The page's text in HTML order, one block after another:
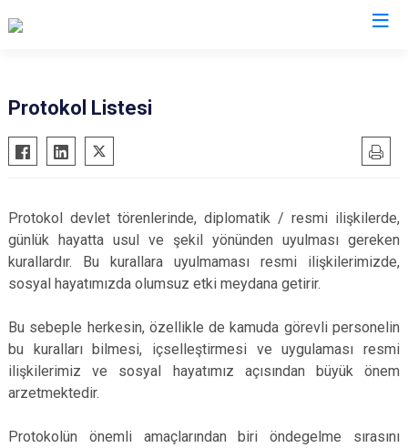
Büyükorhan
Gemlik
Harmancık
İnegöl
İznik
Keles
Kestel
Orhaneli
Orhangazi
Osmangazi
Yıldırım
Protokol Listesi
Protokol devlet törenlerinde, diplomatik / resmi ilişkilerde,
günlük hayatta usul ve şekil yönünden uyulması gereken
kurallardır. Bu kurallara uyulmaması resmi ilişkilerimizde,
sosyal hayatımızda olumsuz etki meydana getirir.
Bu sebeple herkesin, özellikle de kamuda görevli personelin
bu kuralları bilmesi, içselleştirmesi ve uygulaması resmi
ilişkilerimiz ve sosyal hayatımız açısından büyük önem
arzetmektedir.
Protokolün önemli amaçlarından biri öndegelme sırasını